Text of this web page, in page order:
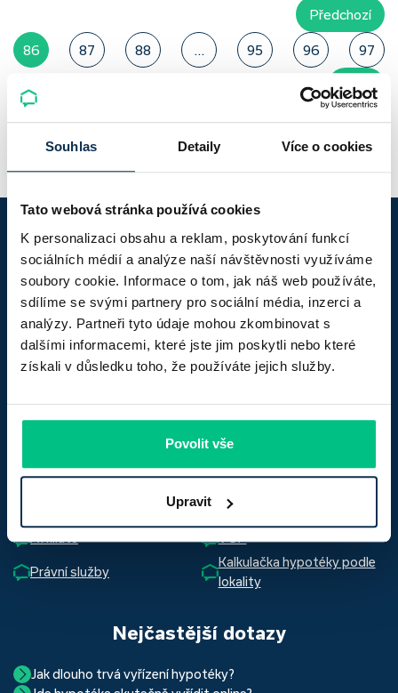
Souhlas Detaily Více o cookies
Tato webová stránka používá cookies
K personalizaci obsahu a reklam, poskytování funkcí
sociálních médií a analýze naší návštěvnosti využíváme
soubory cookie. Informace o tom, jak náš web používáte,
sdílíme se svými partnery pro sociální média, inzerci a
analýzy. Partneři tyto údaje mohou zkombinovat s
dalšími informacemi, které jste jim poskytli nebo které
získali v důsledku toho, že používáte jejich služby.
Povolit vše
Upravit
Předchozí
86 87 88 ... 95 96 97
Další
Zalepšíhypotéku
Důležité odkazy
Kariéra
Reprezentativní příklad
Průvodce
Poskytovatelé
Napsali o nás
Ochrana osobních údajů
Affiliate
VOP
Právní služby
Kalkulačka hypotéky podle
lokality
Nejčastější dotazy
Jak dlouho trvá vyřízení hypotéky?